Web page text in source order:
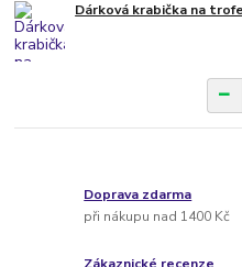
Dárková krabička na
Doprava zdarma
při nákupu nad 1400 Kč